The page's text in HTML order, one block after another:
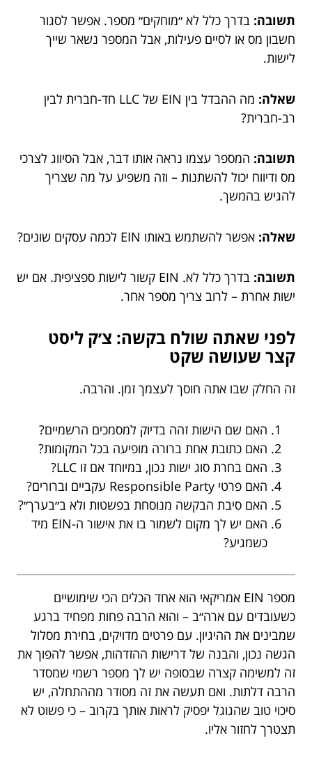
תשובה: בדרך כלל לא ״מוחקים״ מספר. אפשר לסגור
חשבון מס או לסיים פעילות, אבל המספר נשאר שייך
לישות.
שאלה:
מה ההבדל בין EIN של LLC חד-חברית לבין
רב-חברית?
תשובה: המספר עצמו נראה אותו דבר, אבל הסיווג לצרכי
מס ודיווח יכול להשתנות – וזה משפיע על מה שצריך
להגיש בהמשך.
שאלה: אפשר להשתמש באותו EIN לכמה עסקים שונים?
תשובה:
בדרך כלל לא. EIN קשור לישות ספציפית. אם יש
ישות אחרת – לרוב צריך מספר אחר.
לפני שאתה שולח בקשה: צ׳ק ליסט
קצר שעושה שקט
זה החלק שבו אתה חוסך לעצמך זמן. והרבה.
האם שם הישות זהה בדיוק למסמכים הרשמיים?
האם כתובת אחת ברורה מופיעה בכל המקומות?
האם בחרת סוג ישות נכון, במיוחד אם זו LLC?
האם פרטי Responsible Party עקביים וברורים?
האם סיבת הבקשה מנוסחת בפשטות ולא ב״בערך״?
האם יש לך מקום לשמור בו את אישור ה-EIN מיד
כשמגיע?
מספר EIN אמריקאי הוא אחד הכלים הכי שימושיים
כשעובדים עם ארה״ב – והוא הרבה פחות מפחיד ברגע
שמבינים את ההיגיון. עם פרטים מדויקים, בחירת מסלול
הגשה נכון, והבנה של דרישות ההזדהות, אפשר להפוך את
זה למשימה קצרה שבסופה יש לך מספר רשמי שמסדר
הרבה דלתות. ואם תעשה את זה מסודר מההתחלה, יש
סיכוי טוב שהגוגל יפסיק לראות אותך בקרוב – כי פשוט לא
תצטרך לחזור אליו.